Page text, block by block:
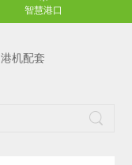
智慧港口
港机配套